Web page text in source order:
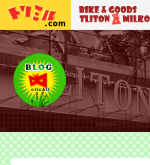
トリトン＆ミルコビッチ